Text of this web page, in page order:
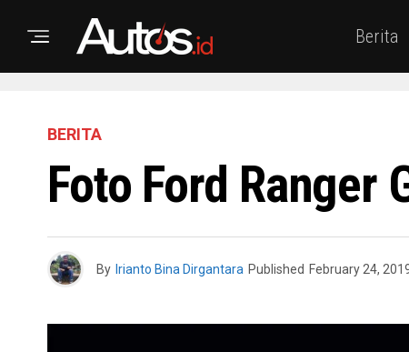
Berita
BERITA
Foto Ford Ranger
By Irianto Bina Dirgantara Published February 24,